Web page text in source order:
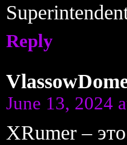
Reply
June 13, 2024
XRumer –